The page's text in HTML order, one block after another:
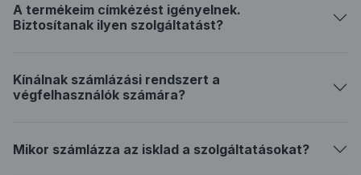
A termékeim címkézést igényelnek.
Biztosítanak ilyen szolgáltatást?
Kínálnak számlázási rendszert a
végfelhasználók számára?
Mikor számlázza az isklad a szolgáltatásokat?